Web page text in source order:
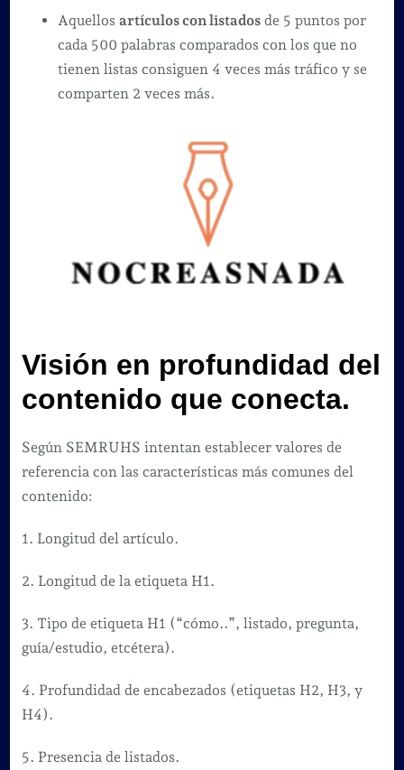
Aquellos artículos con listadosde 5 puntos por
cada 500 palabras comparados con los que no
tienen listas consiguen 4 veces más tráfico y se
comparten 2 veces más.
Visión en profundidad del
contenido que conecta.
Según SEMRUHS intentan establecer valores de
referencia con las características más comunes del
contenido:
1. Longitud del artículo.
2. Longitud de la etiqueta H1.
3. Tipo de etiqueta H1 (“cómo..”, listado, pregunta,
guía/estudio, etcétera).
4. Profundidad de encabezados (etiquetas H2, H3, y
H4).
5. Presencia de listados.